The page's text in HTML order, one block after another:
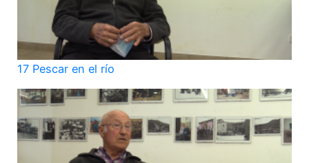
17 Pescar en el río